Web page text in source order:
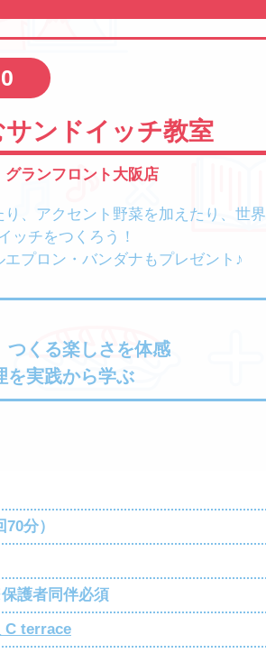
ンドイッチ教室
ランフロント大阪店
、アクセント野菜を加えたり、世界
ッチをつくろう！
プロン・バンダナもプレゼント♪
つくる楽しさを体感
を実践から学ぶ
分）
護者同伴必須
C terrace